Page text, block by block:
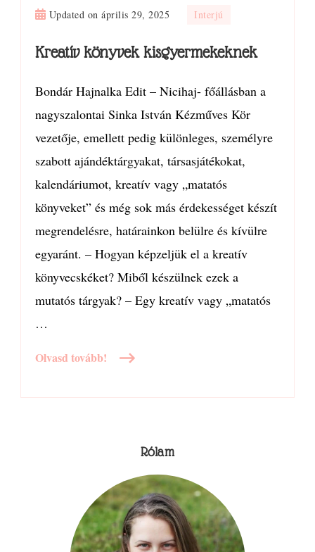
Updated onáprilis 29, 2025 Interjú
Kreatív könyvek kisgyermekeknek
Bondár Hajnalka Edit – Nicihaj- főállásban a
nagyszalontai Sinka István Kézműves Kör
vezetője, emellett pedig különleges, személyre
szabott ajándéktárgyakat, társasjátékokat,
kalendáriumot, kreatív vagy „matatós
könyveket” és még sok más érdekességet készít
megrendelésre, határainkon belülre és kívülre
egyaránt. – Hogyan képzeljük el a kreatív
könyvecskéket? Miből készülnek ezek a
mutatós tárgyak? – Egy kreatív vagy „matatós
…
Olvasd tovább!
Rólam